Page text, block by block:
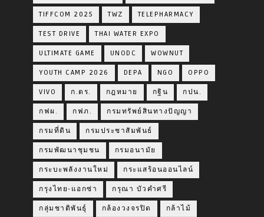
TIFFCOM 2025 TWZ TELEPHARMACY
TEST DRIVE THAI WATER EXPO
ULTIMATE GAME UNODC WOWNUT
YOUTH CAMP 2026 DEPA NGO OPPO
VIVO ก.ตร. กฎหมาย กฐิน กปน.
กฟผ. กฟภ. กรมทรัพย์สินทางปัญญา
กรมที่ดิน กรมประชาสัมพันธ์
กรมพัฒนาชุมชน กรมอนามัย
กระบะพลังงานใหม่ กระแสร้อนออนไลน์
กรุงไทย-แอกซ่า กรุณา บัวคำศรี
กลุ่มชาติพันธุ์ กล้องวงจรปิด กล้าไม้